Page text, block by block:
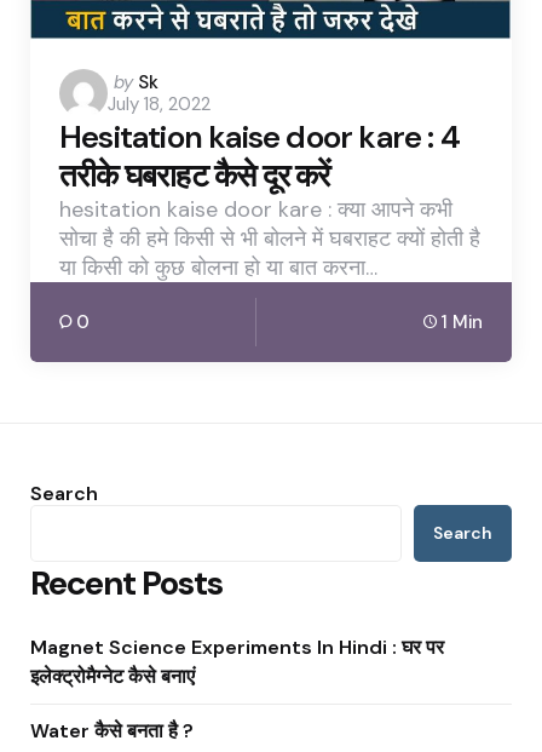
Posted
by
by Sk
July 18, 2022
Hesitation kaise door kare : 4
तरीके घबराहट कैसे दूर करें
hesitation kaise door kare : क्या आपने कभी
सोचा है की हमे किसी से भी बोलने में घबराहट क्यों होती है
या किसी को कुछ बोलना हो या बात करना…
0 1 Min
Search
Search
Recent Posts
Magnet Science Experiments In Hindi : घर पर
इलेक्ट्रोमैग्नेट कैसे बनाएं
Water कैसे बनता है ?